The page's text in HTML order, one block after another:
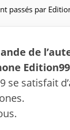
passés par
de
se satisfait